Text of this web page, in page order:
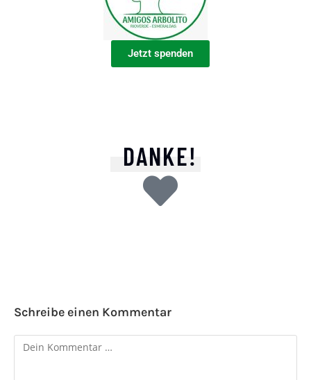
Jetzt spenden
DANKE!
Schreibe einen Kommentar